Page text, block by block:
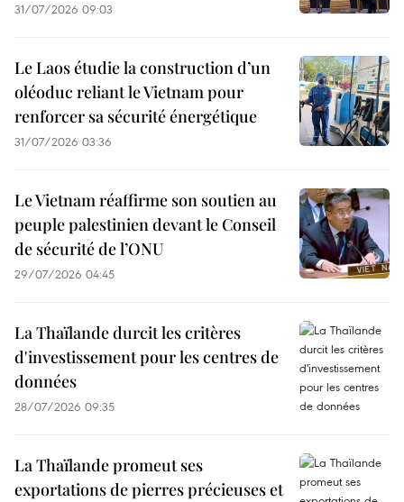
31/07/2026 09:03
Le Laos étudie la construction d’un
oléoduc reliant le Vietnam pour
renforcer sa sécurité énergétique
31/07/2026 03:36
Le Vietnam réaffirme son soutien au
peuple palestinien devant le Conseil
de sécurité de l’ONU
29/07/2026 04:45
La Thaïlande durcit les critères
d'investissement pour les centres de
données
28/07/2026 09:35
La Thaïlande promeut ses
exportations de pierres précieuses et